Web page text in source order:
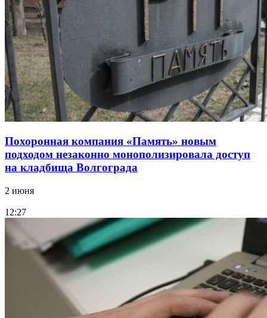
Похоронная компания «Память» новым
подходом незаконно монополизировала доступ
на кладбища Волгограда
2 июня
12:27